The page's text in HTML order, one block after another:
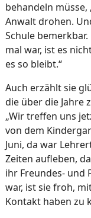
behandeln
Anwalt drohen.
Schule
mal war, ist es
es so bleibt.“
Auch erzählt sie
die über die Jahre
„Wir treffen uns
von dem
Juni, da war
Zeiten aufleben,
ihr Freundes- und
war, ist sie froh,
Kontakt haben zu